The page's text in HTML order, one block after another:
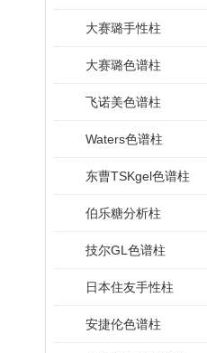
大赛璐手性柱
大赛璐色谱柱
飞诺美色谱柱
Waters色谱柱
东曹TSKgel色谱柱
伯乐糖分析柱
技尔GL色谱柱
日本住友手性柱
安捷伦色谱柱